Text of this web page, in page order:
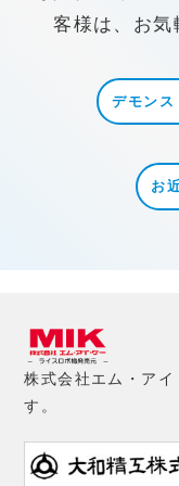
客様は、お気
デモンス
お
株式会社エム・ア
す。